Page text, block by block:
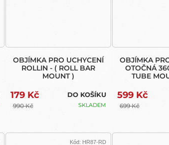
OBJÍMKA PRO UCHYCENÍ
ROLLIN - ( ROLL BAR
MOUNT )
179 Kč
990 Kč
DO KOŠÍKU
SKLADEM
OBJÍMKA
OTOČNÁ
TUBE
599 Kč
699 Kč
Kód: HR87-RD